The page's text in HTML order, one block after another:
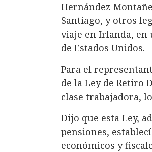
Hernández
Santiago, y otros
viaje en Irlanda, en
de Estados Unidos.
Para el
de la Ley de Retiro
clase trabajadora,
Dijo que esta Ley,
pensiones,
económicos y